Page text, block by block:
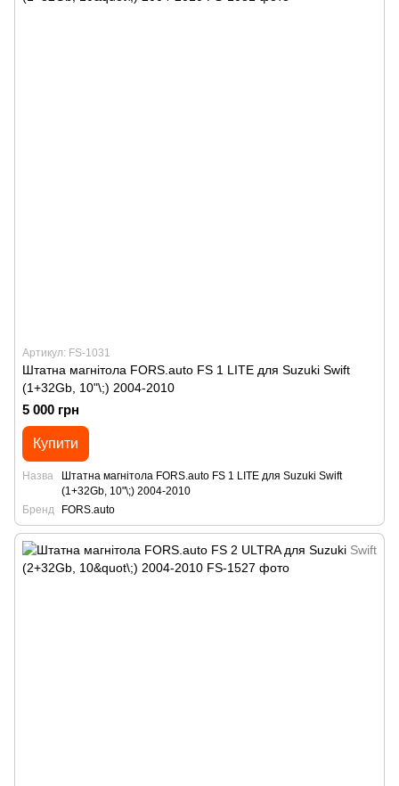
Артикул: FS-1031
Штатна магнітола FORS.auto FS 1 LITE для Suzuki Swift
(1+32Gb, 10"\;) 2004-2010
5 000 грн
Купити
Назва
Штатна магнітола FORS.auto FS 1 LITE для Suzuki Swift
(1+32Gb, 10"\;) 2004-2010
Бренд
FORS.auto